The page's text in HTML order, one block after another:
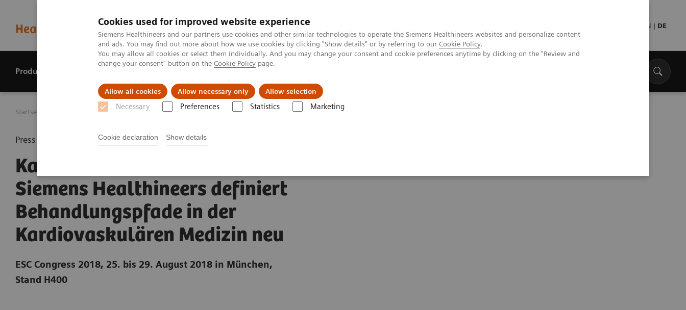
Cookies used for improved website experience
Siemens Healthineers and our partners use cookies and other similar technologies to operate the Siemens Healthineers websites and personalize content
and ads. You may find out more about how we use cookies by clicking "Show details" or by referring to our Cookie Policy.
You may allow all cookies or select them individually. And you may change your consent and cookie preferences anytime by clicking on the "Review and
change your consent" button on the Cookie Policy page.
Allow all cookies Allow necessary only Allow selection
Necessary Preferences Statistics Marketing
Cookie declaration Show details
EN | DE
Produkte & Services
Startseite Presse Center Presseinformationen Kardio-MRT-Scanner von Siemens Healthineers definiert Behandlungspfade in der Kardiovaskulären Medizin neu
Press release
Kardio-MRT-Scanner von
Siemens Healthineers definiert
Behandlungspfade in der
Kardiovaskulären Medizin neu
ESC Congress 2018, 25. bis 29. August 2018 in München,
Stand H400